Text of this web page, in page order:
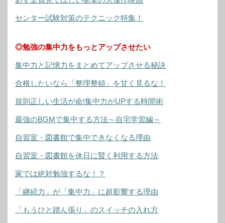
センター試験対策のテクニック特集！
◎勉強の集中力をもっとアップさせたい
集中力と記憶力をまとめてアップさせる秘訣
合格したいなら「整理整頓」を甘く見るな！
規則正しい生活が命!集中力がUPする時間術
最強のBGMで集中する方法～自宅学習編～
自習室・図書館で集中できなくなる理由
自習室・図書館を休日に賢く利用する方法
家では絶対勉強するな！？
「継続力」が「集中力」に超影響する理由
「もうひと踏ん張り」のスイッチの入れ方